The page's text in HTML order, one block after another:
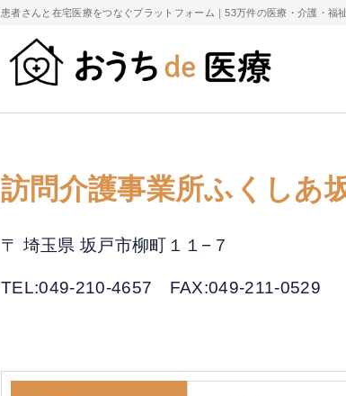
患者さんと在宅医療をつなぐプラットフォーム｜53万件の医療・介護・福
訪問介護事業所ふくしあ
〒 埼玉県 坂戸市柳町１１−７
TEL:049-210-4657 FAX:049-211-0529